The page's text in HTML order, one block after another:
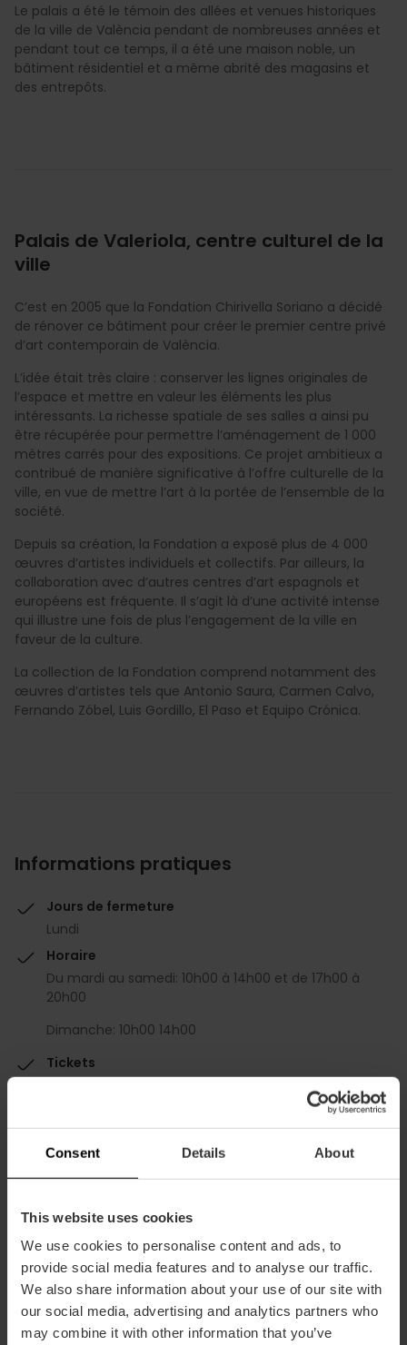
Consent Details About
This website uses cookies
We use cookies to personalise content and ads, to
provide social media features and to analyse our traffic.
We also share information about your use of our site with
our social media, advertising and analytics partners who
may combine it with other information that you’ve
Le palais a été le témoin des allées et venues historiques
de la ville de València pendant de nombreuses années et
pendant tout ce temps, il a été une maison noble, un
bâtiment résidentiel et a même abrité des magasins et
des entrepôts.
Palais de Valeriola, centre culturel de la
ville
C’est en 2005 que la Fondation Chirivella Soriano a décidé
de rénover ce bâtiment pour créer le premier centre privé
d’art contemporain de València.
L’idée était très claire : conserver les lignes originales de
l’espace et mettre en valeur les éléments les plus
intéressants. La richesse spatiale de ses salles a ainsi pu
être récupérée pour permettre l’aménagement de 1 000
mètres carrés pour des expositions. Ce projet ambitieux a
contribué de manière significative à l’offre culturelle de la
ville, en vue de mettre l’art à la portée de l’ensemble de la
société.
Depuis sa création, la Fondation a exposé plus de 4 000
œuvres d’artistes individuels et collectifs. Par ailleurs, la
collaboration avec d’autres centres d’art espagnols et
européens est fréquente. Il s’agit là d’une activité intense
qui illustre une fois de plus l’engagement de la ville en
faveur de la culture.
La collection de la Fondation comprend notamment des
œuvres d’artistes tels que Antonio Saura, Carmen Calvo,
Fernando Zóbel, Luis Gordillo, El Paso et Equipo Crónica.
Informations pratiques
Jours de fermeture
Lundi
Horaire
Du mardi au samedi: 10h00 à 14h00 et de 17h00 à
20h00
Dimanche: 10h00 14h00
Tickets
Comment s'y rendre
Metro